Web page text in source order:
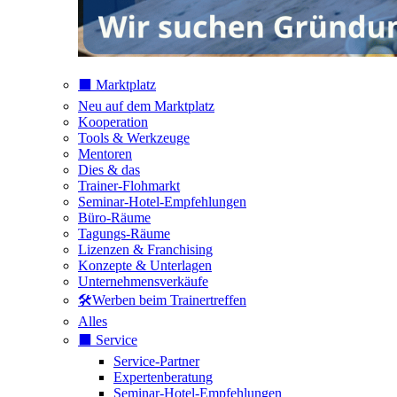
⬛️ Marktplatz
Neu auf dem Marktplatz
Kooperation
Tools & Werkzeuge
Mentoren
Dies & das
Trainer-Flohmarkt
Seminar-Hotel-Empfehlungen
Büro-Räume
Tagungs-Räume
Lizenzen & Franchising
Konzepte & Unterlagen
Unternehmensverkäufe
🛠️Werben beim Trainertreffen
Alles
⬛️ Service
Service-Partner
Expertenberatung
Seminar-Hotel-Empfehlungen